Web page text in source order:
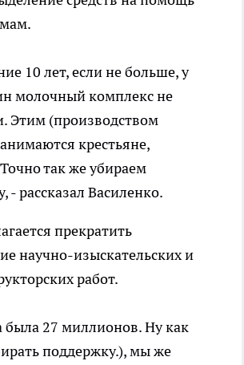
10 лет, если не больше, у
молочный комплекс не
Этим (производством
крестьяне,
так же убираем
- рассказал Василенко.
прекратить
научно-изыскательских и
работ.
была 27 миллионов. Ну как
поддержку.), мы же